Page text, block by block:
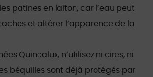
patines en laiton, car l’eau peut
et altérer l’apparence de la
Quincalux, n’utilisez ni cires, ni
béquilles sont déjà protégés par